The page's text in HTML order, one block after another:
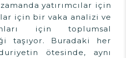
yatırımcılar için
için bir vaka analizi ve
için toplumsal
taşıyor. Buradaki her
ötesinde, aynı